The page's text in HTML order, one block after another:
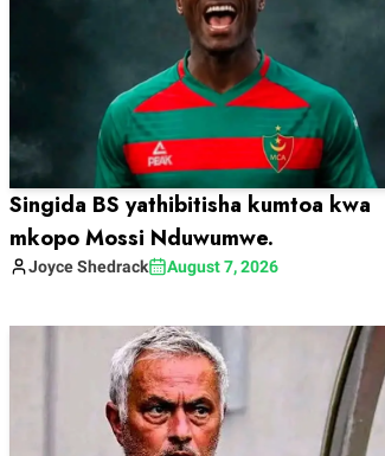
Singida BS yathibitisha kumtoa kwa
mkopo Mossi Nduwumwe.
Joyce Shedrack August 7, 2026